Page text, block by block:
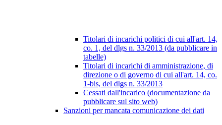
Titolari di incarichi politici di cui all'art. 14,
co. 1, del dlgs n. 33/2013 (da pubblicare in
tabelle)
Titolari di incarichi di amministrazione, di
direzione o di governo di cui all'art. 14, co.
1-bis, del dlgs n. 33/2013
Cessati dall'incarico (documentazione da
pubblicare sul sito web)
Sanzioni per mancata comunicazione dei dati